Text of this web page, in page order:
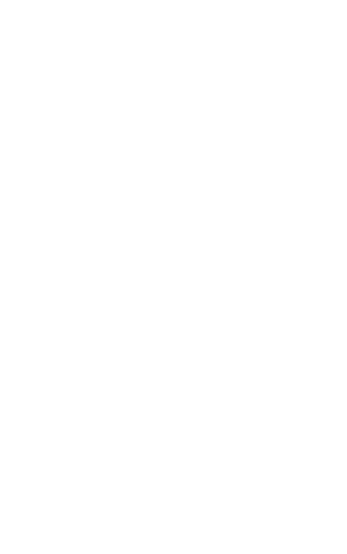
Empieza la fiesta. Este fin de
Málaga se enfrenta a la UD
buscarán sacar un resultado
miércoles. No estarán solos
viajar, como han hecho toda
llega a la isla este sábado y